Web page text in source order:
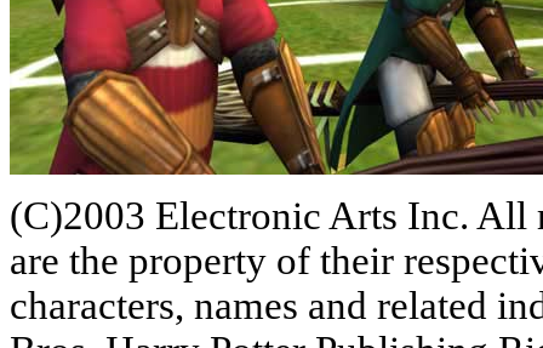
(C)2003 Electronic Arts Inc. All
are the property of their
characters, names and related